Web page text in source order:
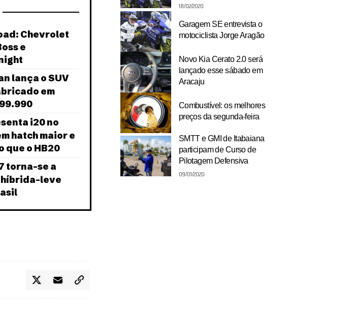
Chevrolet
e
lança o SUV
em
i20 no
hatch maior e
que o HB20
torna-se a
leve
18/02/2020
Garagem SE entrevista o
motociclista Jorge Aragão
Novo Kia Cerato 2.0 será
lançado esse sábado em
Aracaju
Combustível: os melhores
preços da segunda-feira
SMTT e GMI de Itabaiana
participam de Curso de
Pilotagem Defensiva
09/01/2020